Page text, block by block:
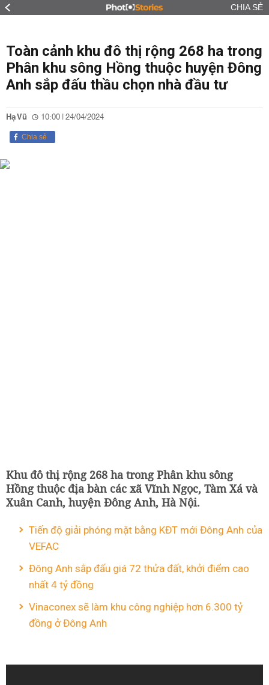
CHIA SẺ
Toàn cảnh khu đô thị rộng 268 ha trong
Phân khu sông Hồng thuộc huyện Đông
Anh sắp đấu thầu chọn nhà đầu tư
Hạ Vũ 10:00 | 24/04/2024
Chia sẻ
Khu đô thị rộng 268 ha trong Phân khu sông
Hồng thuộc địa bàn các xã Vĩnh Ngọc, Tàm Xá và
Xuân Canh, huyện Đông Anh, Hà Nội.
Tiến độ giải phóng mặt bằng KĐT mới Đông Anh của
VEFAC
Đông Anh sắp đấu giá 72 thửa đất, khởi điểm cao
nhất 4 tỷ đồng
Vinaconex sẽ làm khu công nghiệp hơn 6.300 tỷ
đồng ở Đông Anh